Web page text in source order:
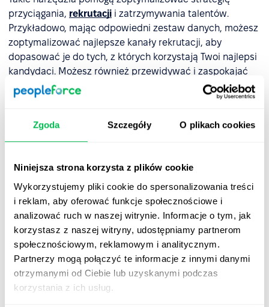
Zgoda Szczegóły O plikach cookies
Niniejsza strona korzysta z plików cookie
Wykorzystujemy pliki cookie do spersonalizowania treści
i reklam, aby oferować funkcje społecznościowe i
analizować ruch w naszej witrynie. Informacje o tym, jak
korzystasz z naszej witryny, udostępniamy partnerom
społecznościowym, reklamowym i analitycznym.
Partnerzy mogą połączyć te informacje z innymi danymi
otrzymanymi od Ciebie lub uzyskanymi podczas
korzystania z ich usług.
przyciągania, rekrutacji i zatrzymywania talentów.
Przykładowo, mając odpowiedni zestaw danych, możesz
zoptymalizować najlepsze kanały rekrutacji, aby
dopasować je do tych, z których korzystają Twoi najlepsi
kandydaci. Możesz również przewidywać i zaspokajać
potrzeby swoich pracowników, wykorzystując dane z
ankiet pracowniczych
i kwestionariuszy wypełnianych
trafniej ocenić doświadczenie pracowników, ich
zaangażowanie i satysfakcję.
Rozwój zawodowy i
przekwalifikowanie
Narzędzia HR pozwalają pracownikom określać swoje
umiejętności, słabości i wskazują im kierunki dalszego
rozwijania się. Takie rozwiązania, uwzględniające
inicjatywę kształcenia zdalnego, mogą pomóc w
budowaniu i utrwalaniu kultury uczenia się przez całe
życie. Wśród nich możemy wyróżnić m.in. narzędzia